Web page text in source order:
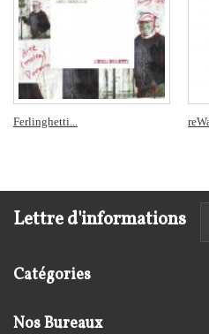
Ferlinghetti...
Lettre d'informations
Catégories
Nos Bureaux